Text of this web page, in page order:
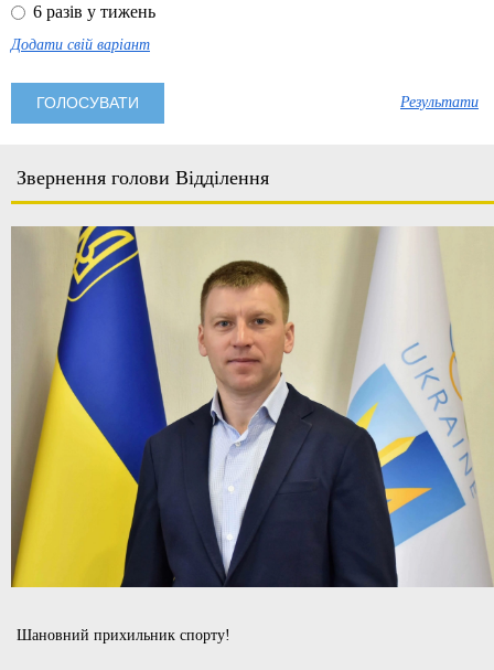
6 разів у тижень
Додати свій варіант
Результати
Звернення голови Відділення
Шановний прихильник спорту!